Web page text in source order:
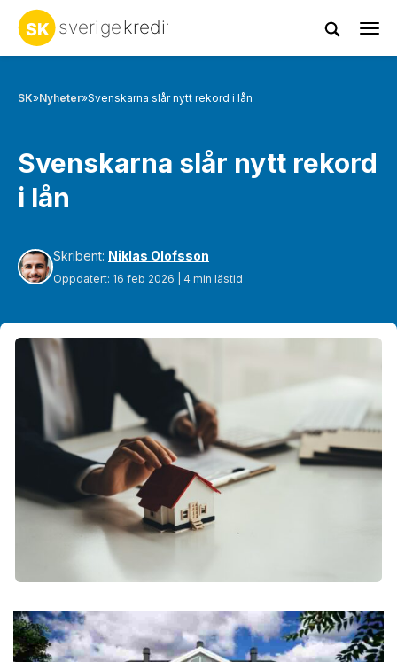
SK»Nyheter»Svenskarna slår nytt rekord i lån
Svenskarna slår nytt rekord
i lån
Skribent: Niklas Olofsson
Oppdatert: 16 feb 2026 | 4 min lästid